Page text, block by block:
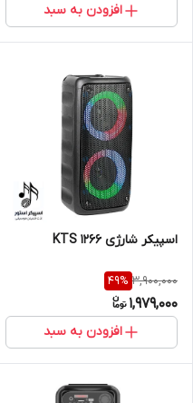
افزودن به سبد
اسپیکر شارژی KTS 1266
3,900,000
49%
1,979,000
افزودن به سبد